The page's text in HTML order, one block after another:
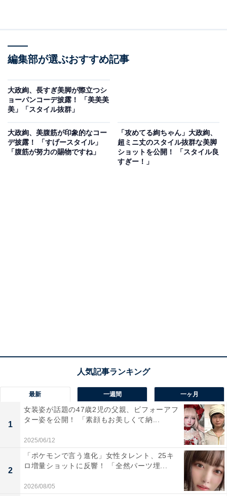
編集部が選ぶおすすめ記事
大政絢、長すぎ美脚が際立つシ
ョーパンコーデ披露！ 「美美美
美」「スタイル抜群」
大政絢、美腹筋が印象的なコー
デ披露！ 「すげースタイル」
「腹筋が努力の賜物ですね」
「攻めてる絢ちゃん」大政絢、
超ミニ丈のスタイル抜群な美脚
ショットを公開！ 「スタイル良
すぎー！」
最新 一週間 一ヶ月
1
女装姿が話題の47歳2児の父親、ビフォーアフ
ター姿を公開！ 「素顔もお美しくて納...
2025/06/12
2
「ポケモンで言う進化」女性タレント、25キ
ロ増量ショットに反響！ 「全然パーツ埋...
2026/08/05